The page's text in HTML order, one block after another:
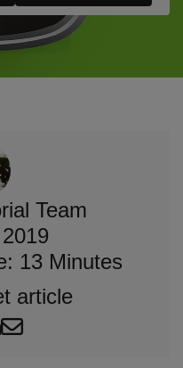
Team
13 Minutes
article